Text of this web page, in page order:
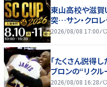
東山高校や滋賀
突…サン・クロ
2026/08/08 17:00バ
「たくさん説得
ブロンの“リク
2026/08/08 16:28バ